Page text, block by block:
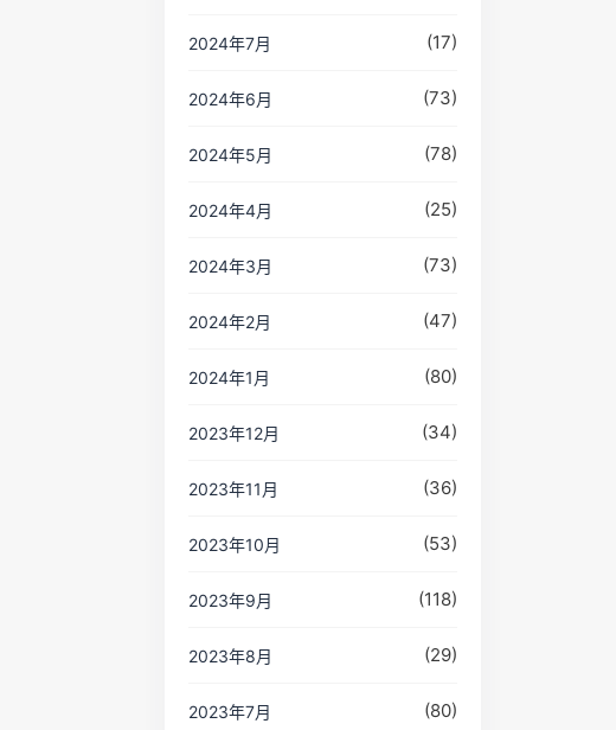
2024年7月 (17)
2024年6月 (73)
2024年5月 (78)
2024年4月 (25)
2024年3月 (73)
2024年2月 (47)
2024年1月 (80)
2023年12月 (34)
2023年11月 (36)
2023年10月 (53)
2023年9月 (118)
2023年8月 (29)
2023年7月 (80)